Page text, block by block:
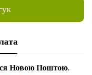
Новою Поштою.